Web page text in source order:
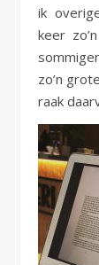
ik
keer
zo’n
raak